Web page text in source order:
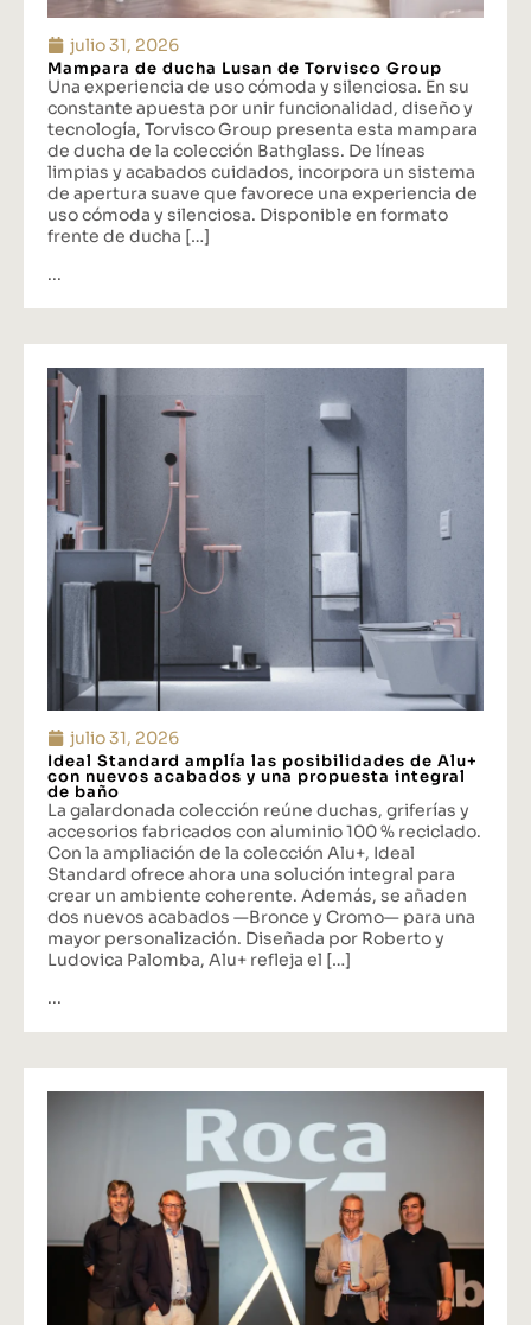
julio 31, 2026
Mampara de ducha Lusan de Torvisco Group
Una experiencia de uso cómoda y silenciosa. En su
constante apuesta por unir funcionalidad, diseño y
tecnología, Torvisco Group presenta esta mampara
de ducha de la colección Bathglass. De líneas
limpias y acabados cuidados, incorpora un sistema
de apertura suave que favorece una experiencia de
uso cómoda y silenciosa. Disponible en formato
frente de ducha […]
...
julio 31, 2026
Ideal Standard amplía las posibilidades de Alu+
con nuevos acabados y una propuesta integral
de baño
La galardonada colección reúne duchas, griferías y
accesorios fabricados con aluminio 100 % reciclado.
Con la ampliación de la colección Alu+, Ideal
Standard ofrece ahora una solución integral para
crear un ambiente coherente. Además, se añaden
dos nuevos acabados —Bronce y Cromo— para una
mayor personalización. Diseñada por Roberto y
Ludovica Palomba, Alu+ refleja el […]
...